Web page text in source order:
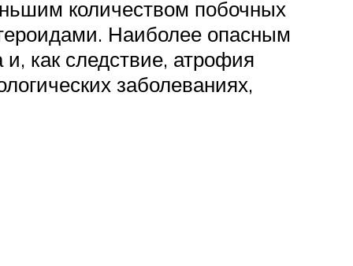
количеством побочных
Наиболее опасным
как следствие, атрофия
заболеваниях,